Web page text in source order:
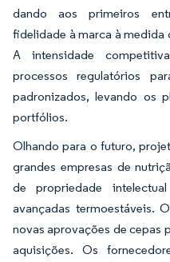
dando aos primeiros
fidelidade à marca à medida
A intensidade
processos regulatórios
padronizados, levando os
portfólios.
Olhando para o futuro,
grandes empresas de
de propriedade
avançadas termoestáveis.
novas aprovações de cepas
aquisições. Os